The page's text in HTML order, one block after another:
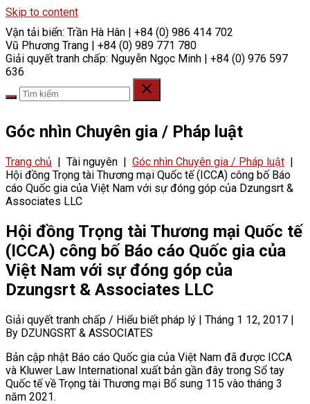
Skip to content
Vận tải biển: Trần Hà Hân | +84 (0) 986 414 702
Vũ Phương Trang | +84 (0) 989 771 780
Giải quyết tranh chấp: Nguyễn Ngọc Minh | +84 (0) 976 597
636
Góc nhìn Chuyên gia / Pháp luật
Trang chủ | Tài nguyên | Góc nhìn Chuyên gia / Pháp luật |
Hội đồng Trọng tài Thương mại Quốc tế (ICCA) công bố Báo
cáo Quốc gia của Việt Nam với sự đóng góp của Dzungsrt &
Associates LLC
Hội đồng Trọng tài Thương mại Quốc tế
(ICCA) công bố Báo cáo Quốc gia của
Việt Nam với sự đóng góp của
Dzungsrt & Associates LLC
Giải quyết tranh chấp / Hiểu biết pháp lý | Tháng 1 12, 2017 |
By DZUNGSRT & ASSOCIATES
Bản cập nhật Báo cáo Quốc gia của Việt Nam đã được ICCA
và Kluwer Law International xuất bản gần đây trong Sổ tay
Quốc tế về Trọng tài Thương mại Bổ sung 115 vào tháng 3
năm 2021.